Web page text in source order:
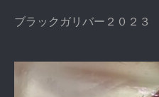
ブラックガリバー２０２３